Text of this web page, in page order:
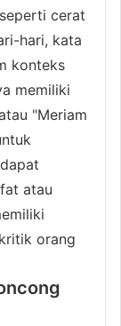
cerat
hari, kata
konteks
memiliki
"Meriam
atau
orang